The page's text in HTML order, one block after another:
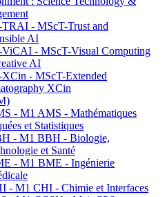
- MScT-Trust and
AI
- MScT-Visual Computing
AI
- MScT-Extended
XCin
- M1 AMS - Mathématiques
et Statistiques
- M1 BBH - Biologie,
et Santé
- M1 BME - Ingénierie
- M1 CHI - Chimie et Interfaces